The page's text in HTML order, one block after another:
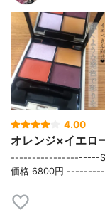
4.00
オレンジ×イエロ
---------------------
価格 6800円